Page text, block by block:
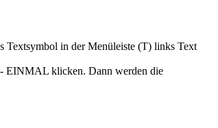
Textsymbol in der Menüleiste (T) links Text
EINMAL klicken. Dann werden die